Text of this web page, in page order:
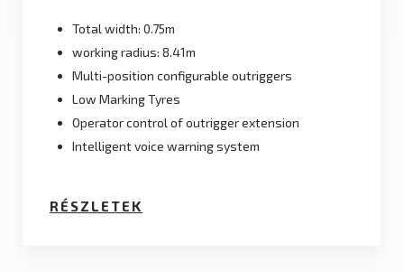
Total width: 0.75m
working radius: 8.41m
Multi-position configurable outriggers
Low Marking Tyres
Operator control of outrigger extension
Intelligent voice warning system
RÉSZLETEK